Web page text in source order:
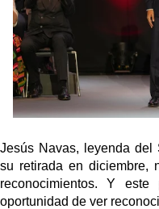
Juanlu se marcha
Emery quiere pescar
tiene nuevo portero
últimas novedades
Vargas y Sow se
Patrick Mercado no
Jesús Navas, leyenda del
su retirada en diciembre,
reconocimientos. Y
oportunidad de ver